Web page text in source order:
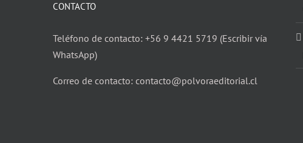
CONTACTO
Teléfono de contacto: +56 9 4421 5719 (Escribir vía
WhatsApp)
Correo de contacto: contacto@polvoraeditorial.cl